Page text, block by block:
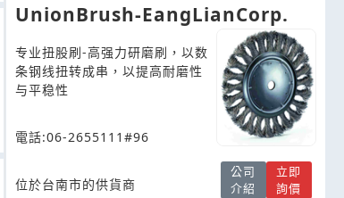
UnionBrush-EangLianCorp.
专业扭股刷-高强力研磨刷，以数
条钢线扭转成串，以提高耐磨性
与平稳性
電話:06-2655111#96
位於台南市的供貨商
公司
介紹
立即
詢價